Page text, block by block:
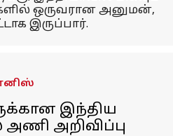
ஒருவரான அனுமன்,
இருப்பார்.
இந்திய
அறிவிப்பு